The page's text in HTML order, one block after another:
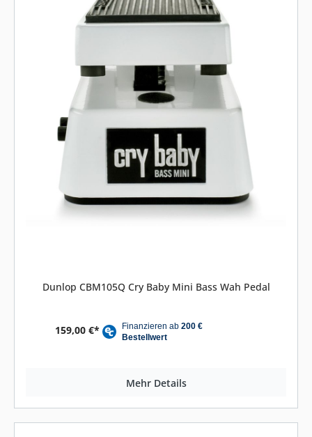
Dunlop CBM105Q Cry Baby Mini Bass Wah Pedal
159,00 €*
Mehr Details